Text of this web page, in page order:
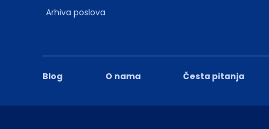
Blog O nama Česta pitanja
Arhiva poslova